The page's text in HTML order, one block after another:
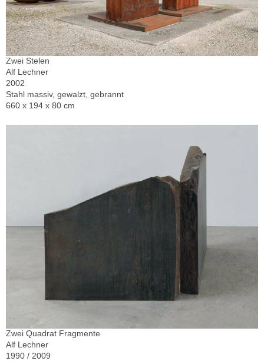
Zwei Stelen
Alf Lechner
2002
Stahl massiv, gewalzt, gebrannt
660 x 194 x 80 cm
Zwei Quadrat Fragmente
Alf Lechner
1990 / 2009